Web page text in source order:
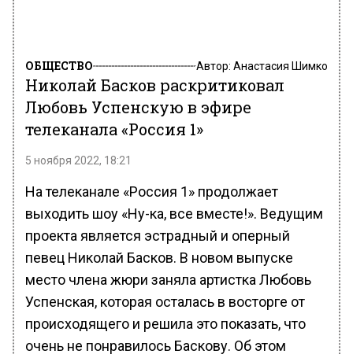
ОБЩЕСТВО Автор: Анастасия Шимко
Николай Басков раскритиковал
Любовь Успенскую в эфире
телеканала «Россия 1»
5 ноября 2022, 18:21
На телеканале «Россия 1» продолжает
выходить шоу «Ну-ка, все вместе!». Ведущим
проекта является эстрадный и оперный
певец Николай Басков. В новом выпуске
место члена жюри заняла артистка Любовь
Успенская, которая осталась в восторге от
происходящего и решила это показать, что
очень не понравилось Баскову. Об этом